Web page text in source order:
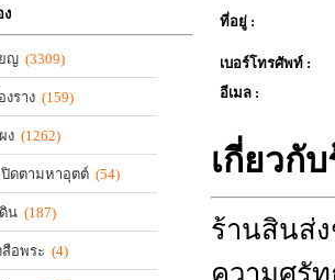
ง
ญ (3309)
งราง (159)
ง (1262)
ดตามหาอุตต์ (54)
น (187)
อพระ (4)
ที่อยู่ :
เบอร์โทรศัพท์ :
อีเมล :
เกี่ยวกั
ร้านสินส่